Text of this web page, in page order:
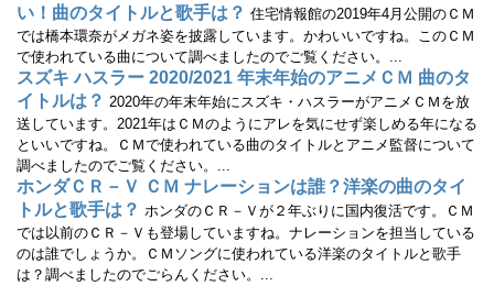
い！曲のタイトルと歌手は？ 住宅情報館の2019年4月公開のＣＭ
では橋本環奈がメガネ姿を披露しています。かわいいですね。このＣＭ
で使われている曲について調べましたのでご覧ください。...
スズキ ハスラー 2020/2021 年末年始のアニメＣＭ 曲のタ
イトルは？ 2020年の年末年始にスズキ・ハスラーがアニメＣＭを放
送しています。2021年はＣＭのようにアレを気にせず楽しめる年になる
といいですね。ＣＭで使われている曲のタイトルとアニメ監督について
調べましたのでご覧ください。...
ホンダＣＲ－Ｖ ＣＭ ナレーションは誰？洋楽の曲のタイ
トルと歌手は？ ホンダのＣＲ－Ｖが２年ぶりに国内復活です。ＣＭ
では以前のＣＲ－Ｖも登場していますね。ナレーションを担当している
のは誰でしょうか。ＣＭソングに使われている洋楽のタイトルと歌手
は？調べましたのでごらんください。...